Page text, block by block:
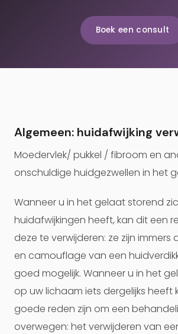
Boek een consult
Algemeen: huidafwijking
Moedervlek/ pukkel / fibroom en
onschuldige huidgezwellen in het
Wanneer u in het gelaat storend
huidafwijkingen heeft, kan dit een
deze te verwijderen: ze zijn immers
en camouflage van een
goed mogelijk. Wanneer u in het
op uw lichaam iets dergelijks heeft
goede reden zijn om een
overwegen: het verwijderen van